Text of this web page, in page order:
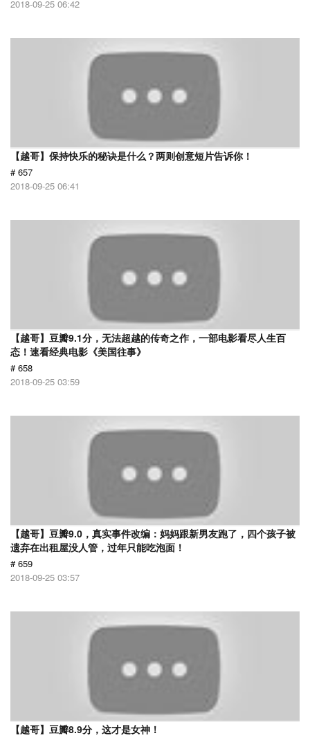
2018-09-25 06:42
【越哥】保持快乐的秘诀是什么？两则创意短片告诉你！
# 657
2018-09-25 06:41
【越哥】豆瓣9.1分，无法超越的传奇之作，一部电影看尽人生百
态！速看经典电影《美国往事》
# 658
2018-09-25 03:59
【越哥】豆瓣9.0，真实事件改编：妈妈跟新男友跑了，四个孩子被
遗弃在出租屋没人管，过年只能吃泡面！
# 659
2018-09-25 03:57
【越哥】豆瓣8.9分，这才是女神！